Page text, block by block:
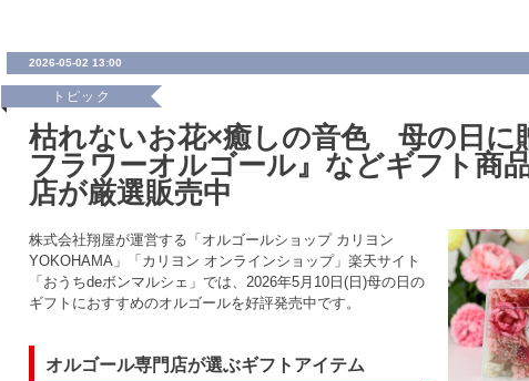
2026-05-02 13:00
トピック
枯れないお花×癒しの音色 母の日に
フラワーオルゴール』などギフト商
店が厳選販売中
株式会社翔屋が運営する「オルゴールショップ カリヨン
YOKOHAMA」「カリヨン オンラインショップ」楽天サイト
「おうちdeボンマルシェ」では、2026年5月10日(日)母の日の
ギフトにおすすめのオルゴールを好評発売中です。
オルゴール専門店が選ぶギフトアイテム